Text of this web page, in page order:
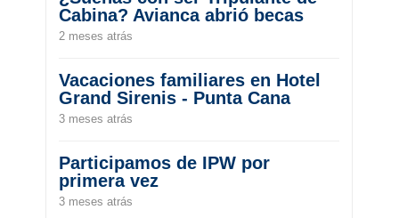
Cabina? Avianca abrió becas
2 meses atrás
Vacaciones familiares en Hotel
Grand Sirenis - Punta Cana
3 meses atrás
Participamos de IPW por
primera vez
3 meses atrás